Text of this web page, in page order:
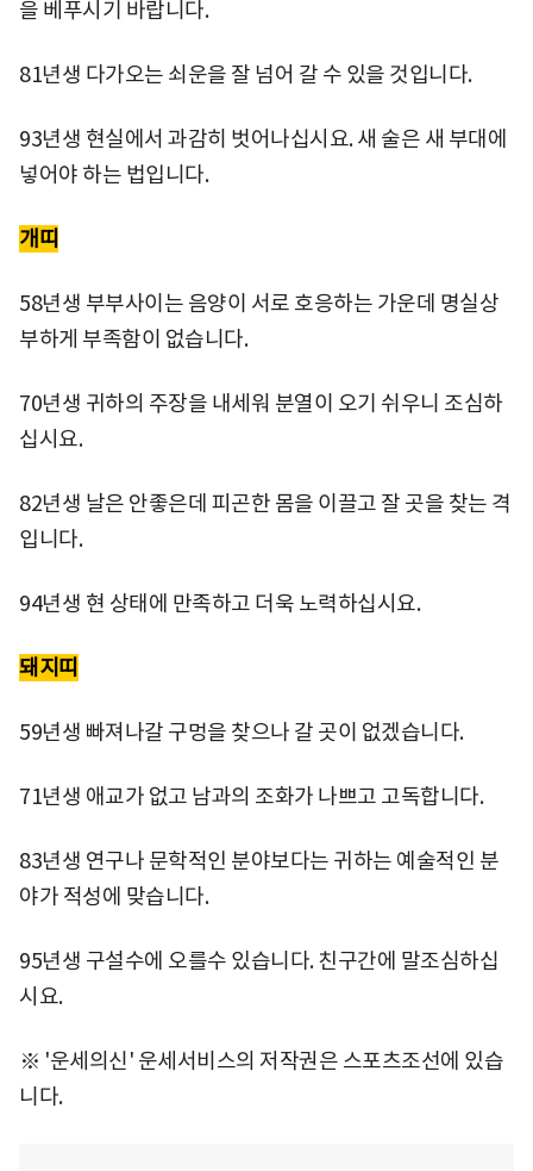
을 베푸시기 바랍니다.
81년생 다가오는 쇠운을 잘 넘어 갈 수 있을 것입니다.
93년생 현실에서 과감히 벗어나십시요. 새 술은 새 부대에
넣어야 하는 법입니다.
개띠
58년생 부부사이는 음양이 서로 호응하는 가운데 명실상
부하게 부족함이 없습니다.
70년생 귀하의 주장을 내세워 분열이 오기 쉬우니 조심하
십시요.
82년생 날은 안좋은데 피곤한 몸을 이끌고 잘 곳을 찾는 격
입니다.
94년생 현 상태에 만족하고 더욱 노력하십시요.
돼지띠
59년생 빠져나갈 구멍을 찾으나 갈 곳이 없겠습니다.
71년생 애교가 없고 남과의 조화가 나쁘고 고독합니다.
83년생 연구나 문학적인 분야보다는 귀하는 예술적인 분
야가 적성에 맞습니다.
95년생 구설수에 오를수 있습니다. 친구간에 말조심하십
시요.
※ '운세의신' 운세서비스의 저작권은 스포츠조선에 있습
니다.